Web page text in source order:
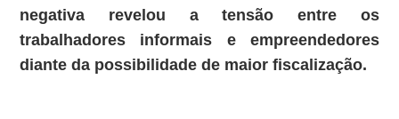
negativa revelou a tensão entre os
trabalhadores informais e empreendedores
diante da possibilidade de maior fiscalização.